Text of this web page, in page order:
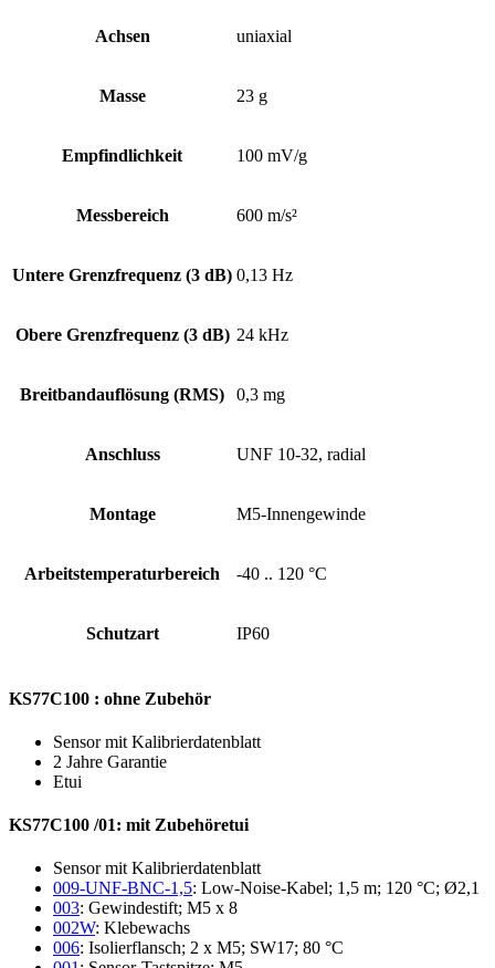
Achsen uniaxial
Masse 23 g
Empfindlichkeit 100 mV/g
Messbereich 600 m/s²
Untere Grenz­frequenz (3 dB) 0,13 Hz
Obere Grenz­frequenz (3 dB) 24 kHz
Breitband­auflösung (RMS) 0,3 mg
Anschluss UNF 10-32, radial
Montage M5-Innengewinde
Arbeits­temperatur­bereich -40 .. 120 °C
Schutzart IP60
KS77C100 : ohne Zubehör
Sensor mit Kalibrierdatenblatt
2 Jahre Garantie
Etui
KS77C100 /01: mit Zubehöretui
Sensor mit Kalibrierdatenblatt
009-UNF-BNC-1,5: Low-Noise-Kabel; 1,5 m; 120 °C; Ø2,1
003: Gewindestift; M5 x 8
002W: Klebewachs
006: Isolierflansch; 2 x M5; SW17; 80 °C